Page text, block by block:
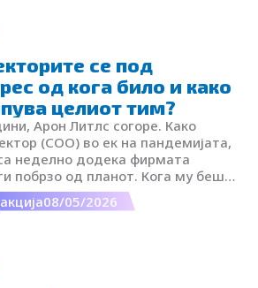
на платформата Trueup, оваа
индустрија без работа
135.700 луѓе. Делува дека
се забрзува во однос на
кога повеќе од 245.000
сопственото работно место
година.
се под
од кога било и како
целиот тим?
Арон Литлс согоре. Како
(COO) во ек на пандемијата,
неделно додека фирмата
побрзо од планот. Кога му беше
наместо гордост,
Бракот му беше пред развод, а
на burnout-от гледа како на
во кариерата.
08/05/2026